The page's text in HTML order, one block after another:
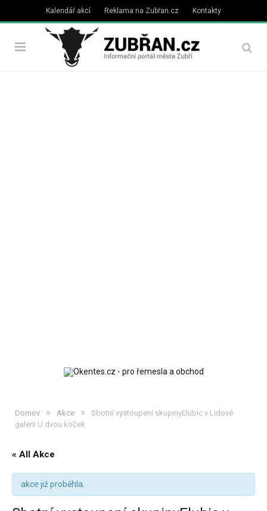
Kalendář akcí Reklama na Zubřan.cz Kontakty
Domov » Akce »
Sbotní vystoupení skupinyElubic v Lidové
galerii U dvou koček
« All Akce
akce již proběhla.